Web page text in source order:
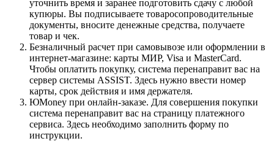
уточнить время и заранее подготовить сдачу с любой
купюры. Вы подписываете товаросопроводительные
документы, вносите денежные средства, получаете
товар и чек.
Безналичный расчет при самовывозе или оформлении в
интернет-магазине: карты МИР, Visa и MasterCard.
Чтобы оплатить покупку, система перенаправит вас на
сервер системы ASSIST. Здесь нужно ввести номер
карты, срок действия и имя держателя.
ЮMoney при онлайн-заказе. Для совершения покупки
система перенаправит вас на страницу платежного
сервиса. Здесь необходимо заполнить форму по
инструкции.